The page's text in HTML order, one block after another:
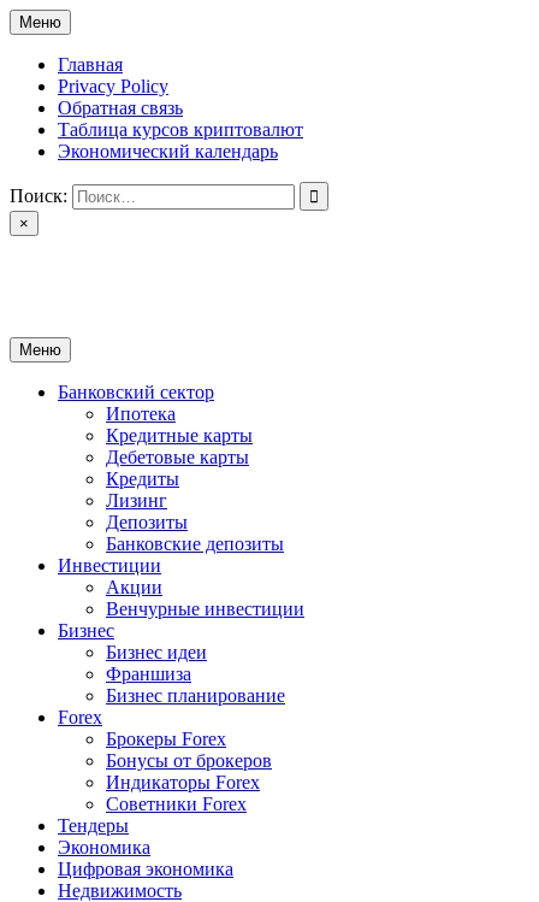
Перейти
к
содержимому
Меню
Главная
Privacy Policy
Обратная связь
Таблица курсов криптовалют
Экономический календарь
Поиск:
×
Меню
Банковский сектор
Ипотека
Кредитные карты
Дебетовые карты
Кредиты
Лизинг
Депозиты
Банковские депозиты
Инвестиции
Акции
Венчурные инвестиции
Бизнес
Бизнес идеи
Франшиза
Бизнес планирование
Forex
Брокеры Forex
Бонусы от брокеров
Индикаторы Forex
Советники Forex
Тендеры
Экономика
Цифровая экономика
Недвижимость